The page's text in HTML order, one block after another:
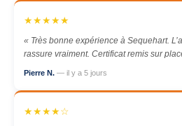
★★★★★
« Très bonne expérience à Sequehart.
rassure vraiment. Certificat remis sur
Pierre N. — il y a 5 jours
★★★★☆